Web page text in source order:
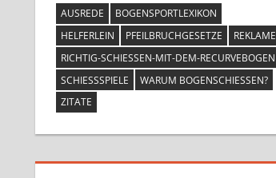
AUSREDE
BOGENSPORTLEXIKON
HELFERLEIN
PFEILBRUCHGESETZE
REKLAME
RICHTIG-SCHIESSEN-MIT-DEM-RECURVEBOGEN
SCHIESSSPIELE
WARUM BOGENSCHIESSEN?
ZITATE